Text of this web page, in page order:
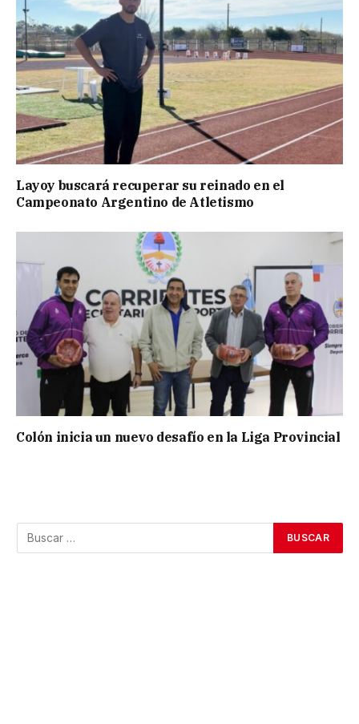
Layoy buscará recuperar su reinado en el
Campeonato Argentino de Atletismo
Colón inicia un nuevo desafío en la Liga Provincial